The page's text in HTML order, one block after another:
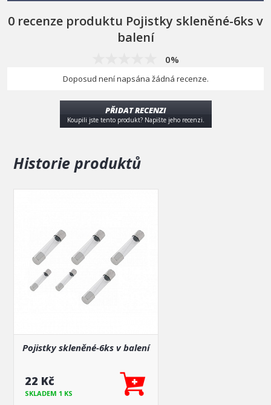
0 recenze produktu Pojistky skleněné-6ks v
balení
0%
Doposud není napsána žádná recenze.
PŘIDAT RECENZI
Koupili jste tento produkt? Napište jeho recenzi.
Historie produktů
Pojistky skleněné-6ks v balení
22 Kč
SKLADEM 1 KS